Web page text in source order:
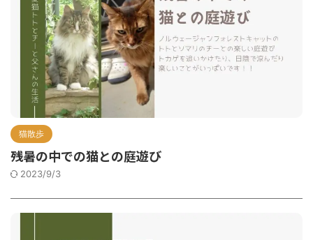
猫散歩
残暑の中での猫との庭遊び
2023/9/3